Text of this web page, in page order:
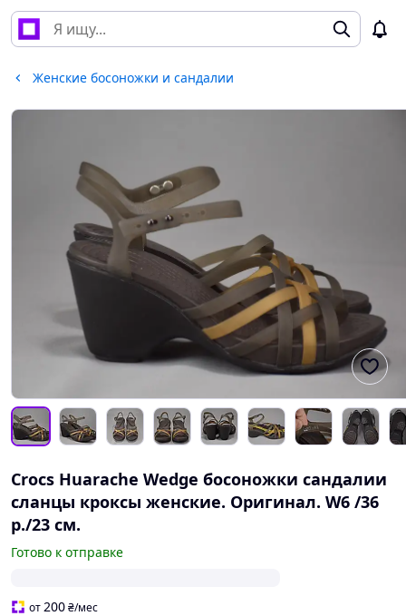
Женские босоножки и сандалии
Crocs Huarache Wedge босоножки сандалии
сланцы кроксы женские. Оригинал. W6 /36
р./23 см.
Готово к отправке
от200₴/мес